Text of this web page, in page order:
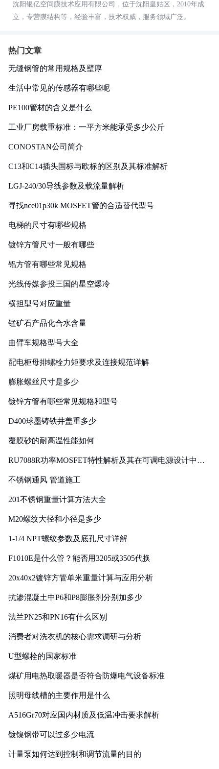
沈阳银亿空间膜技术应用有限公司，位于沈阳皇姑区，2010年成
立，专营膜结构等，经验丰富，技术权威，服务领域广泛。
热门文章
无缝钢管的常用规格及壁厚
生活中常见的传感器有哪些呢
PE100管材的含义是什么
工业厂房载重标准：一平方米能承受多少公斤
CONOSTAN公司简介
C13和C14插头国标与欧标的区别及其标准解析
LGJ-240/30导线参数及载流量解析
寻找nce01p30k MOSFET管的合适替代型号
电梯的尺寸有哪些规格
镀锌方管尺寸一般有哪些
铝方管有哪些常见规格
光线传媒参投三国的星空爆冷
横担型号对应重量
锰矿石产品化合水含量
曲臂车规格型号大全
配电柜母排螺栓力矩要求及连接规范详解
膨胀螺丝尺寸是多少
镀锌方管有哪些常见规格和型号
D400球墨铸铁井盖重多少
覆膜砂的耐高温性能如何
RU7088R功率MOSFET特性解析及其在可调电源设计中的
不锈钢通风 管道施工
201不锈钢重量计算方法大全
M20螺纹大径和小径是多少
1-1/4 NPT螺纹参数及底孔尺寸详解
F1010E是什么管？能否用3205或3505代换
20x40x2镀锌方管单米重量计算与应用分析
抗渗混凝土中P6和P8膨胀剂分别加多少
法兰PN25和PN16有什么区别
消费者对洗衣机的核心需求调研与分析
U型螺栓的国家标准
煤矿用电热取暖器是否符合防爆电气设备标准
照明母线槽的主要作用是什么
A516Gr70对应国内材质及低温冲击要求解析
镀镍钢带可以过多少电流
计量泵如何达到控制和调节流量的目的